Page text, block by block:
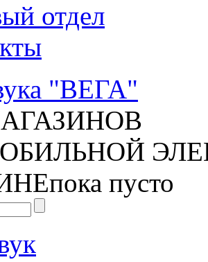
отдел
"ВЕГА"
пока пусто